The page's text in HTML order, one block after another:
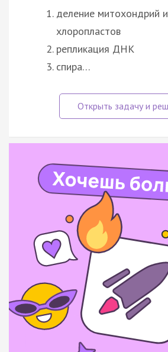
деление митохондрий и
хлоропластов
репликация ДНК
спира…